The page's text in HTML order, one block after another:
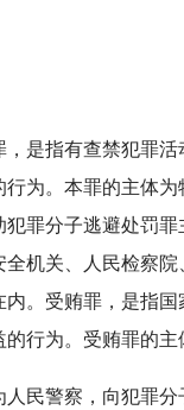
指有查禁犯罪活
为。本罪的主体
犯罪分子逃避处罚
机关、人民检察
。受贿罪，是指
行为。受贿罪的主
警察，向犯罪分